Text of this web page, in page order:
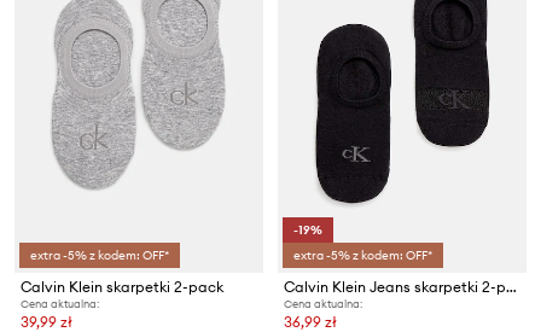
extra -5% z kodem: OFF*
Calvin Klein skarpetki 2-pack
Cena aktualna:
39,99 zł
-19%
extra -5% z kodem: OFF*
Calvin Klein Jeans skarpetki 2-pack
Cena aktualna:
36,99 zł